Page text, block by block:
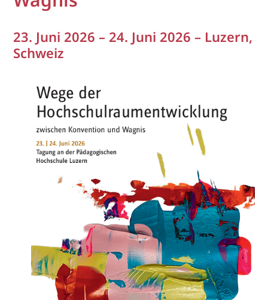
23. Juni 2026 – 24. Juni 2026 – Luzern,
Schweiz